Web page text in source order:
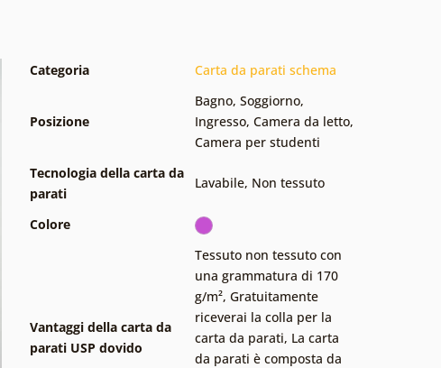
Categoria Carta da parati schema
Posizione
Bagno, Soggiorno,
Ingresso, Camera da letto,
Camera per studenti
Tecnologia della carta da
parati
Lavabile, Non tessuto
Colore
Vantaggi della carta da
parati USP dovido
Tessuto non tessuto con
una grammatura di 170
g/m², Gratuitamente
riceverai la colla per la
carta da parati, La carta
da parati è composta da